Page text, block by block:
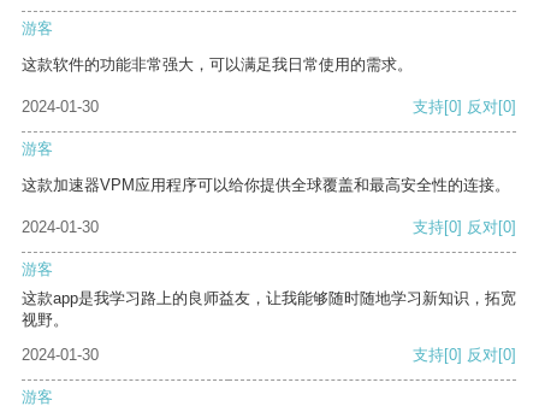
游客
这款软件的功能非常强大，可以满足我日常使用的需求。
2024-01-30 支持[0] 反对[0]
游客
这款加速器VPM应用程序可以给你提供全球覆盖和最高安全性的连接。
2024-01-30 支持[0] 反对[0]
游客
这款app是我学习路上的良师益友，让我能够随时随地学习新知识，拓宽
视野。
2024-01-30
支持[0] 反对[0]
游客